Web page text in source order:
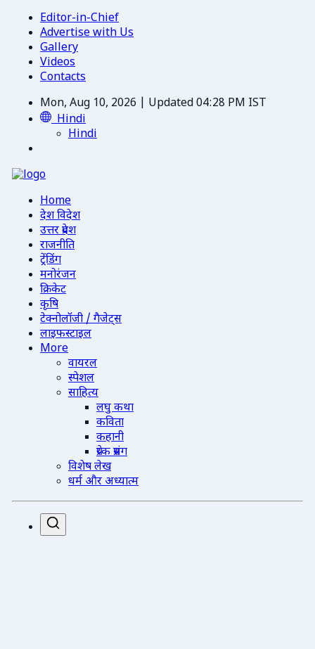
Editor-in-Chief
Advertise with Us
Gallery
Videos
Contacts
Mon, Aug 10, 2026 | Updated 04:28 PM IST
Hindi
Hindi
Home
देश विदेश
उत्तर प्रदेश
राजनीति
ट्रेंडिंग
मनोरंजन
क्रिकेट
कृषि
टेक्नोलॉजी / गैजेट्स
लाइफस्टाइल
More
वायरल
स्पेशल
साहित्य
लघु कथा
कविता
कहानी
प्रेरक प्रसंग
विशेष लेख
धर्म और अध्यात्म